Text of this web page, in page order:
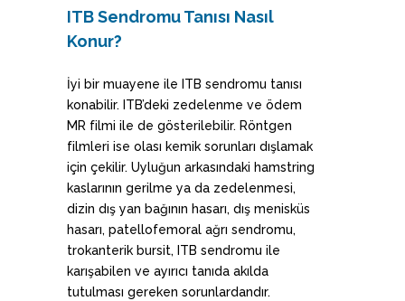
ITB Sendromu Tanısı Nasıl
Konur?
İyi bir muayene ile ITB sendromu tanısı
konabilir. ITB’deki zedelenme ve ödem
MR filmi ile de gösterilebilir. Röntgen
filmleri ise olası kemik sorunları dışlamak
için çekilir. Uyluğun arkasındaki hamstring
kaslarının gerilme ya da zedelenmesi,
dizin dış yan bağının hasarı, dış menisküs
hasarı, patellofemoral ağrı sendromu,
trokanterik bursit, ITB sendromu ile
karışabilen ve ayırıcı tanıda akılda
tutulması gereken sorunlardandır.